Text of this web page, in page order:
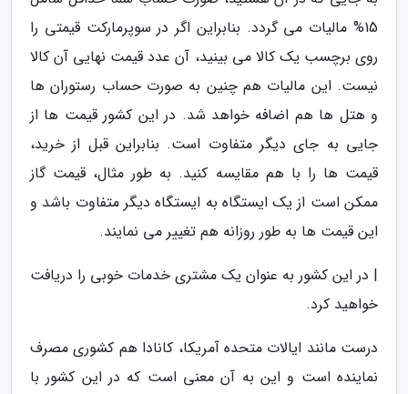
15% مالیات می گردد. بنابراین اگر در سوپرمارکت قیمتی را
روی برچسب یک کالا می بینید، آن عدد قیمت نهایی آن کالا
نیست. این مالیات هم چنین به صورت حساب رستوران ها
و هتل ها هم اضافه خواهد شد. در این کشور قیمت ها از
جایی به جای دیگر متفاوت است. بنابراین قبل از خرید،
قیمت ها را با هم مقایسه کنید. به طور مثال، قیمت گاز
ممکن است از یک ایستگاه به ایستگاه دیگر متفاوت باشد و
این قیمت ها به طور روزانه هم تغییر می نمایند.
| در این کشور به عنوان یک مشتری خدمات خوبی را دریافت
خواهید کرد.
درست مانند ایالات متحده آمریکا، کانادا هم کشوری مصرف
نماینده است و این به آن معنی است که در این کشور با